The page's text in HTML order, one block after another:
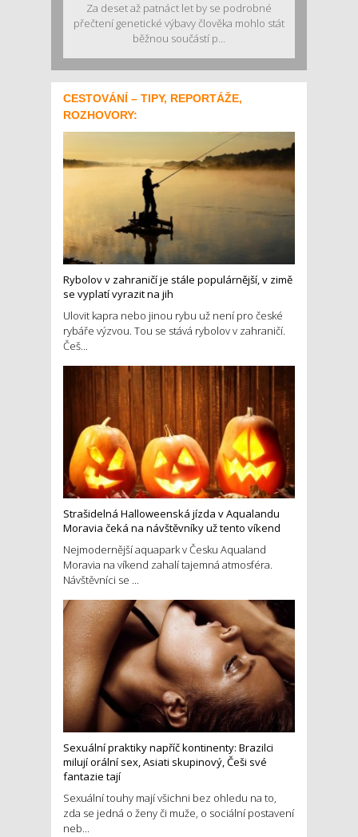
Za deset až patnáct let by se podrobné
přečtení genetické výbavy člověka mohlo stát
běžnou součástí p...
CESTOVÁNÍ – TIPY, REPORTÁŽE,
ROZHOVORY:
Rybolov v zahraničí je stále populárnější, v zimě
se vyplatí vyrazit na jih
Ulovit kapra nebo jinou rybu už není pro české
rybáře výzvou. Tou se stává rybolov v zahraničí.
Češ...
Strašidelná Halloweenská jízda v Aqualandu
Moravia čeká na návštěvníky už tento víkend
Nejmodernější aquapark v Česku Aqualand
Moravia na víkend zahalí tajemná atmosféra.
Návštěvníci se ...
Sexuální praktiky napříč kontinenty: Brazilci
milují orální sex, Asiati skupinový, Češi své
fantazie tají
Sexuální touhy mají všichni bez ohledu na to,
zda se jedná o ženy či muže, o sociální postavení
neb...